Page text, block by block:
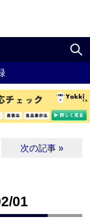
次の記事 »
01